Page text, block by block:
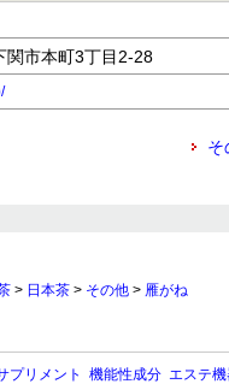
市本町3丁目2-28
そ
> 日本茶 > その他 > 雁がね
プリメント 機能性成分 エステ